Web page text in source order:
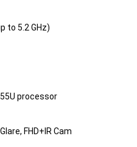
to 5.2 GHz)
processor
FHD+IR Cam